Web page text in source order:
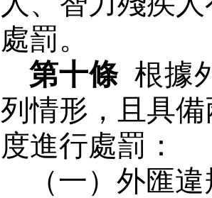
處罰。
第十條 根據
列情形，且具
度進行處罰：
（一）外匯